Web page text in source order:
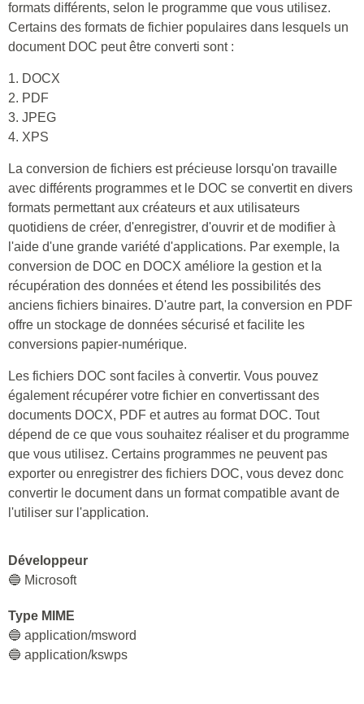
formats différents, selon le programme que vous utilisez.
Certains des formats de fichier populaires dans lesquels un
document DOC peut être converti sont :
1. DOCX
2. PDF
3. JPEG
4. XPS
La conversion de fichiers est précieuse lorsqu'on travaille
avec différents programmes et le DOC se convertit en divers
formats permettant aux créateurs et aux utilisateurs
quotidiens de créer, d'enregistrer, d'ouvrir et de modifier à
l'aide d'une grande variété d'applications. Par exemple, la
conversion de DOC en DOCX améliore la gestion et la
récupération des données et étend les possibilités des
anciens fichiers binaires. D'autre part, la conversion en PDF
offre un stockage de données sécurisé et facilite les
conversions papier-numérique.
Les fichiers DOC sont faciles à convertir. Vous pouvez
également récupérer votre fichier en convertissant des
documents DOCX, PDF et autres au format DOC. Tout
dépend de ce que vous souhaitez réaliser et du programme
que vous utilisez. Certains programmes ne peuvent pas
exporter ou enregistrer des fichiers DOC, vous devez donc
convertir le document dans un format compatible avant de
l'utiliser sur l'application.
Développeur
🔵 Microsoft
Type MIME
🔵 application/msword
🔵 application/kswps